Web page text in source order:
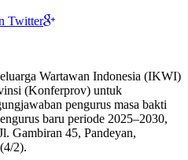
Twitter
Wartawan Indonesia (IKWI)
(Konferprov) untuk
pengurus masa bakti
baru periode 2025–2030,
Gambiran 45, Pandeyan,
2).